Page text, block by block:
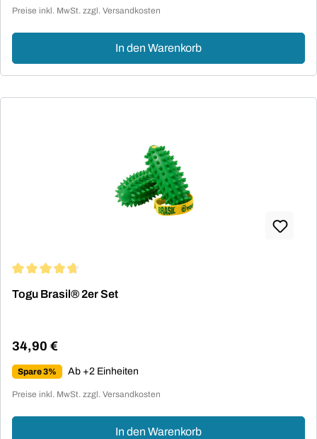
Preise inkl. MwSt. zzgl. Versandkosten
In den Warenkorb
Togu Brasil® 2er Set
Regulärer Preis:
34,90 €
Spare 3% Ab +2 Einheiten
Preise inkl. MwSt. zzgl. Versandkosten
In den Warenkorb